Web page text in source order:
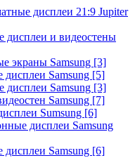
дисплеи 21:9 Jupiter
дисплеи и видеостены
экраны Samsung [3]
дисплеи Samsung [5]
дисплеи Samsung [3]
Samsung [7]
Sumsung [6]
дисплеи Samsung
дисплеи Samsung [6]